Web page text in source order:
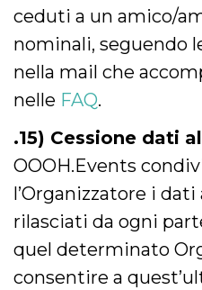
ceduti a un amico/
nominali, seguendo
nella mail che
nelle FAQ.
.15) Cessione dati
OOOH.Events
l’Organizzatore i
rilasciati da ogni
quel determinato
consentire a